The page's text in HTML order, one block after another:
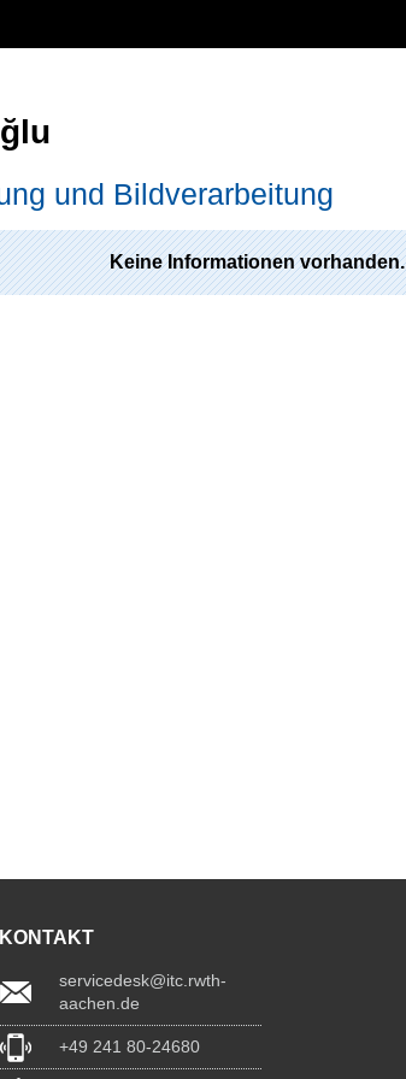
und Bildverarbeitung
Keine Informationen vorhanden.
KONTAKT
servicedesk@itc.rwth-
aachen.de
+49 241 80-24680